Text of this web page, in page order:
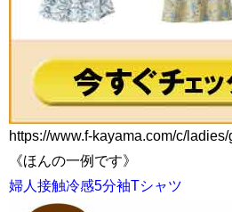
https://www.f-kayama.com/c/
《ほんの一例です》
婦人接触冷感5分袖Tシャツ